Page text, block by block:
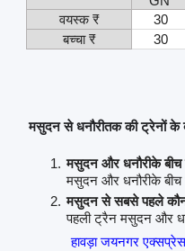
वयस्क ₹
30
बच्चा ₹
30
मसुदन से धनौरीतक की ट्रेनों के
मसुदन और धनौरीके
मसुदन और धनौरीके
मसुदन से सबसे पहले
पहली ट्रैन मसुदन और
हावड़ा जयनगर